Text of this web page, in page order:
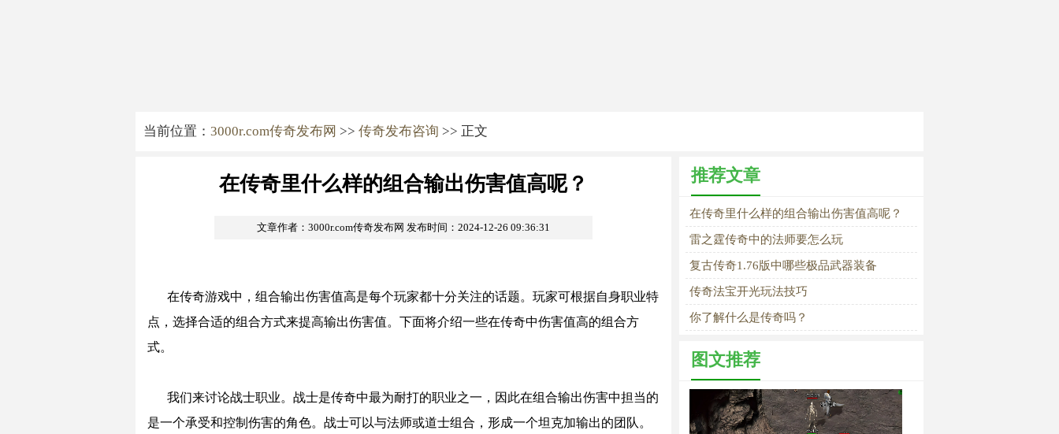
当前位置： 3000r.com传奇发布网 >> 传奇发布咨询 >> 正文
在传奇里什么样的组合输出伤害值高呢？
文章作者：3000r.com传奇发布网 发布时间：2024-12-26 09:36:31
在传奇游戏中，组合输出伤害值高是每个玩家都十分关注的话题。玩家可根据自身职业特
点，选择合适的组合方式来提高输出伤害值。下面将介绍一些在传奇中伤害值高的组合方
式。
我们来讨论战士职业。战士是传奇中最为耐打的职业之一，因此在组合输出伤害中担当的
是一个承受和控制伤害的角色。战士可以与法师或道士组合，形成一个坦克加输出的团队。
推荐文章
在传奇里什么样的组合输出伤害值高呢？
雷之霆传奇中的法师要怎么玩
复古传奇1.76版中哪些极品武器装备
传奇法宝开光玩法技巧
你了解什么是传奇吗？
图文推荐